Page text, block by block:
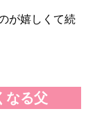
が嬉しくて続
なる父